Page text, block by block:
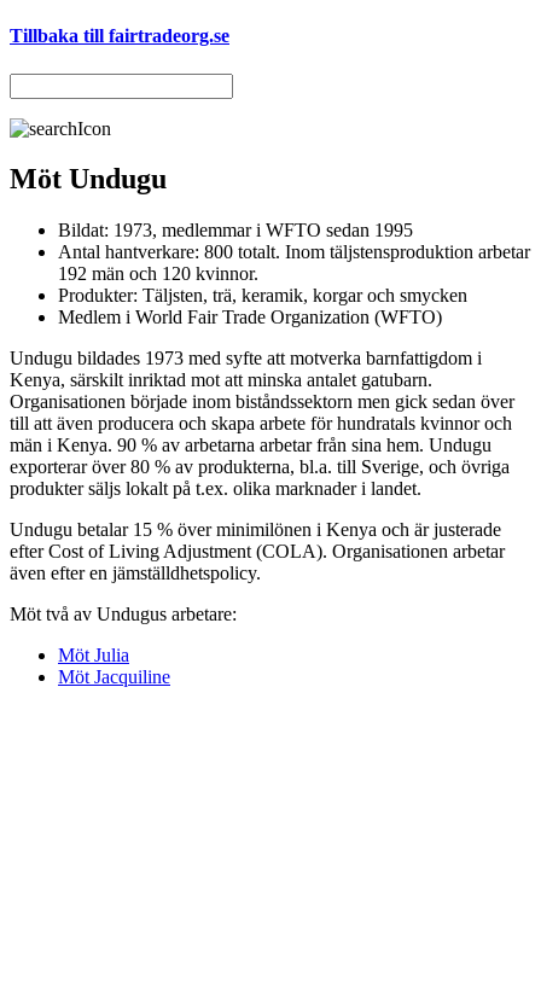
Tillbaka till fairtradeorg.se
Möt Undugu
Bildat: 1973, medlemmar i WFTO sedan 1995
Antal hantverkare: 800 totalt. Inom täljstensproduktion arbetar
192 män och 120 kvinnor.
Produkter: Täljsten, trä, keramik, korgar och smycken
Medlem i World Fair Trade Organization (WFTO)
Undugu bildades 1973 med syfte att motverka barnfattigdom i
Kenya, särskilt inriktad mot att minska antalet gatubarn.
Organisationen började inom biståndssektorn men gick sedan över
till att även producera och skapa arbete för hundratals kvinnor och
män i Kenya. 90 % av arbetarna arbetar från sina hem. Undugu
exporterar över 80 % av produkterna, bl.a. till Sverige, och övriga
produkter säljs lokalt på t.ex. olika marknader i landet.
Undugu betalar 15 % över minimilönen i Kenya och är justerade
efter Cost of Living Adjustment (COLA). Organisationen arbetar
även efter en jämställdhetspolicy.
Möt två av Undugus arbetare:
Möt Julia
Möt Jacquiline